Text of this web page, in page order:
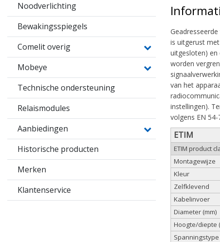
Noodverlichting
Bewakingsspiegels
Comelit overig
Mobeye
Technische ondersteuning
Relaismodules
Aanbiedingen
Historische producten
Merken
Klantenservice
is uitgerust
uitgesloten)
worden
van het
instellingen).
volgens EN 54-
ETIM
ETIM product
Montagewijze
Kleur
Zelfklevend
Kabelinvoer
Diameter (mm)
Hoogte/diepte